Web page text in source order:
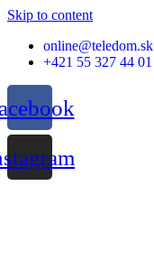
Skip to content
online@teledom.sk
+421 55 327 44 01